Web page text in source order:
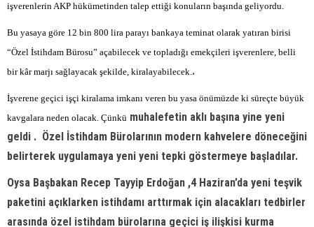
işverenlerin AKP hükümetinden talep ettiği konuların başında geliyordu.
Bu yasaya göre 12 bin 800 lira parayı bankaya teminat olarak yatıran birisi
“Özel İstihdam Bürosu” açabilecek ve topladığı emekçileri işverenlere, belli
bir kâr marjı sağlayacak şekilde, kiralayabilecek..
İşverene geçici işçi kiralama imkanı veren bu yasa önümüzde ki süreçte büyük
kavgalara neden olacak. Çünkü muhalefetin aklı başına yine yeni
geldi . Özel İstihdam Bürolarının modern kahvelere döneceğini
belirterek uygulamaya yeni yeni tepki göstermeye başladılar.
Oysa Başbakan Recep Tayyip Erdoğan ,4 Haziran’da yeni teşvik
paketini açıklarken istihdamı arttırmak için alacakları tedbirler
arasında özel istihdam bürolarına geçici iş ilişkisi kurma